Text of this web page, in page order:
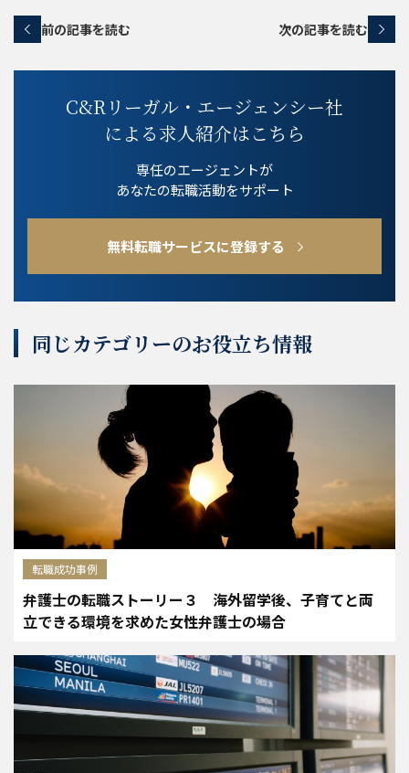
前の記事を読む 次の記事を読む
C&Rリーガル・エージェンシー社
による求人紹介はこちら
専任のエージェントが
あなたの転職活動をサポート
無料転職サービスに登録する
同じカテゴリーのお役立ち情報
転職成功事例
弁護士の転職ストーリー３ 海外留学後、子育てと両
立できる環境を求めた女性弁護士の場合